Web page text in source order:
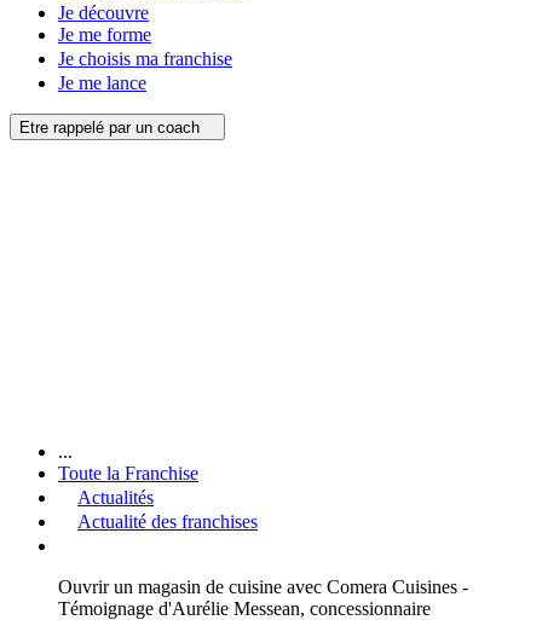
Je découvre
Je me forme
Je choisis ma franchise
Je me lance
Etre rappelé par un coach
...
Toute la Franchise
Actualités
Actualité des franchises
Ouvrir un magasin de cuisine avec Comera Cuisines -
Témoignage d'Aurélie Messean, concessionnaire